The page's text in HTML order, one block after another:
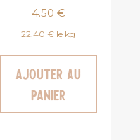
4.50 €
22.40 € le kg
Ajouter au
panier